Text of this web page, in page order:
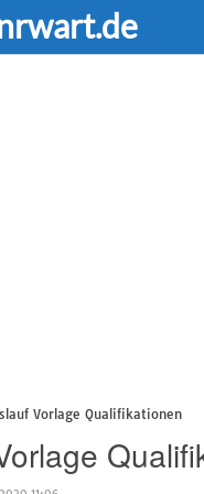
Vorlage Qualifikationen